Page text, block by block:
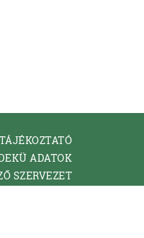
ADATOK
SZERVEZET